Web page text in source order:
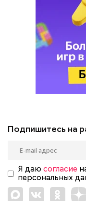
Подпишитесь на
Я даю согласие
персональных